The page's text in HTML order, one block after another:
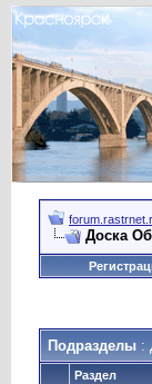
Доска
Подразделы :
Раздел